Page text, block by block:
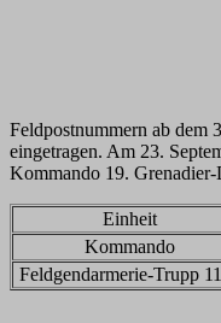
Feldpostnummern ab dem
eingetragen. Am 23.
Kommando 19.
Einheit
Kommando
Feldgendarmerie-Trupp